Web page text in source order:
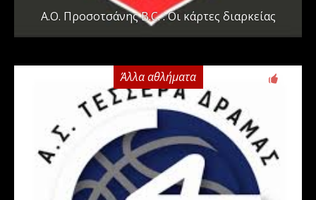
Α.Ο. Προσοτσάνης B.C. : Οι κάρτες διαρκείας
Άλλα αθλήματα